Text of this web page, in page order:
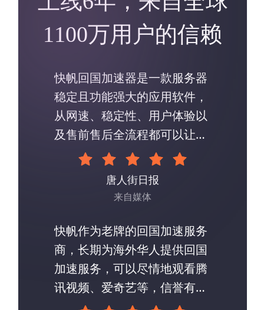
1100万用户的信赖
快帆回国加速器是一款服务器
稳定且功能强大的应用软件，
从网速、稳定性、用户体验以
及售前售后全流程都可以让人
放心。
唐人街日报
来自媒体
快帆作为老牌的回国加速服务
商，长期为海外华人提供回国
加速服务，可以尽情地观看腾
讯视频、爱奇艺等，信誉有保
证，非常推荐大家尝试。